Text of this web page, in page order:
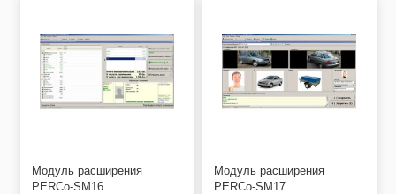
Модуль расширения
PERCo-SM16
Модуль расширения
PERCo-SM17